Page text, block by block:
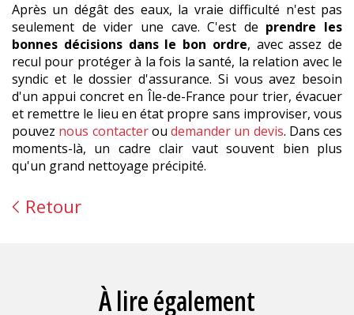
Après un dégât des eaux, la vraie difficulté n'est pas
seulement de vider une cave. C'est de prendre les
bonnes décisions dans le bon ordre, avec assez de
recul pour protéger à la fois la santé, la relation avec le
syndic et le dossier d'assurance. Si vous avez besoin
d'un appui concret en Île-de-France pour trier, évacuer
et remettre le lieu en état propre sans improviser, vous
pouvez nous contacterou demander un devis. Dans ces
moments-là, un cadre clair vaut souvent bien plus
qu'un grand nettoyage précipité.
Retour
À lire également